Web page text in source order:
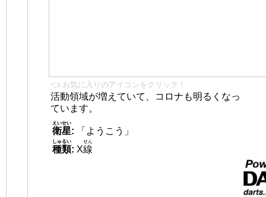
👈 お気に入りのアイコンをクリック！
活動領域が増えていて、コロナも明るくなっ
ています。
衛星
えいせい
:
「ようこう」
種類
しゅるい
: X線
せん